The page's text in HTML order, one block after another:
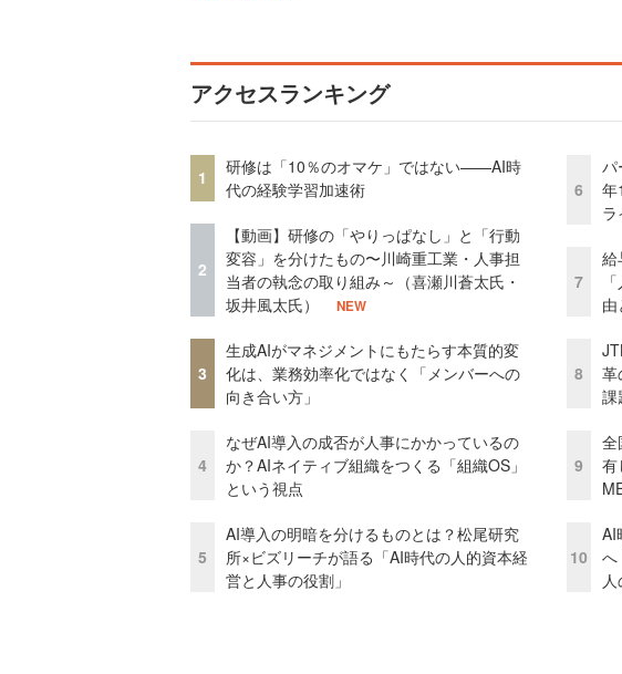
アクセスランキング
1
研修は「10％のオマケ」ではない——AI時
代の経験学習加速術
2
【動画】研修の「やりっぱなし」と「行動
変容」を分けたもの〜川崎重工業・人事担
当者の執念の取り組み～（喜瀬川蒼太氏・
坂井風太氏）
NEW
3
生成AIがマネジメントにもたらす本質的変
化は、業務効率化ではなく「メンバーへの
向き合い方」
4
なぜAI導入の成否が人事にかかっているの
か？AIネイティブ組織をつくる「組織OS」
という視点
5
AI導入の明暗を分けるものとは？松尾研究
所×ビズリーチが語る「AI時代の人的資本経
営と人事の役割」
6
パ
年
7
給
由
8
革
課
9
全
10
AI
へ